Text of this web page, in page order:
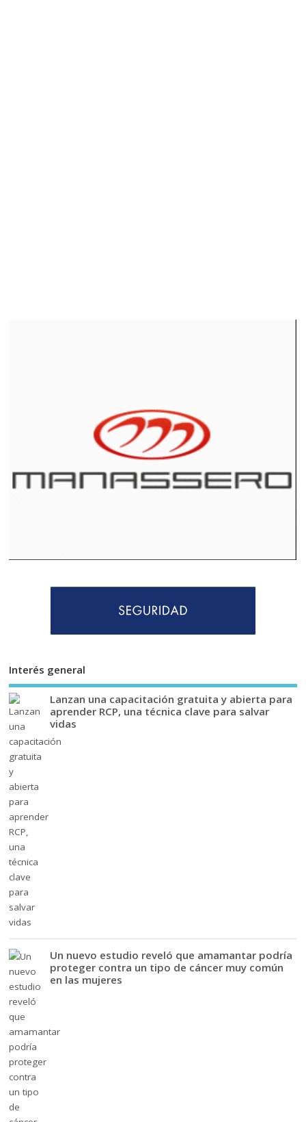
Interés general
Lanzan una capacitación gratuita y abierta para
aprender RCP, una técnica clave para salvar
vidas
Un nuevo estudio reveló que amamantar podría
proteger contra un tipo de cáncer muy común
en las mujeres